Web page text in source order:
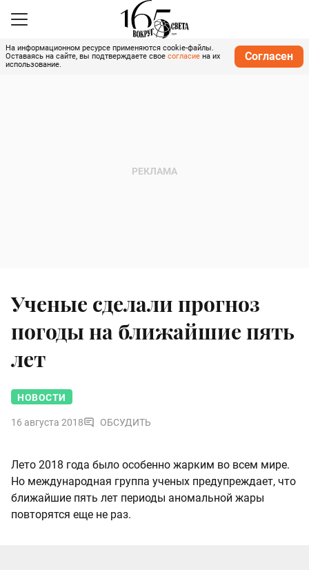
На информационном ресурсе применяются cookie-файлы.
Оставаясь на сайте, вы подтверждаете свое согласие на их
использование.
Согласен
Ученые сделали прогноз
погоды на ближайшие пять
лет
НОВОСТИ
16 августа 2018 ОБСУДИТЬ
Лето 2018 года было особенно жарким во всем мире.
Но международная группа ученых предупреждает, что
ближайшие пять лет периоды аномальной жары
повторятся еще не раз.